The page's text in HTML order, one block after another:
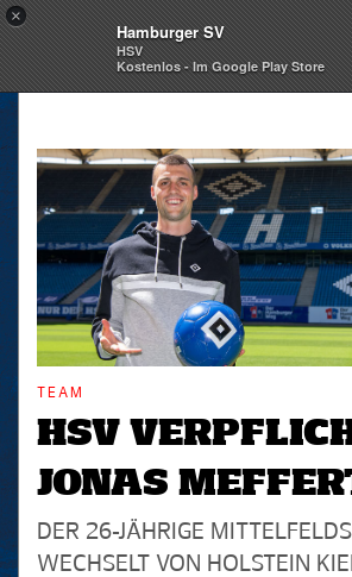
×
Hamburger SV
HSV
Kostenlos - Im Google Play Store
skip_navigation
TEAM
HSV
JONAS
DER 26-JÄHRIGE
WECHSELT VON HOLSTEIN